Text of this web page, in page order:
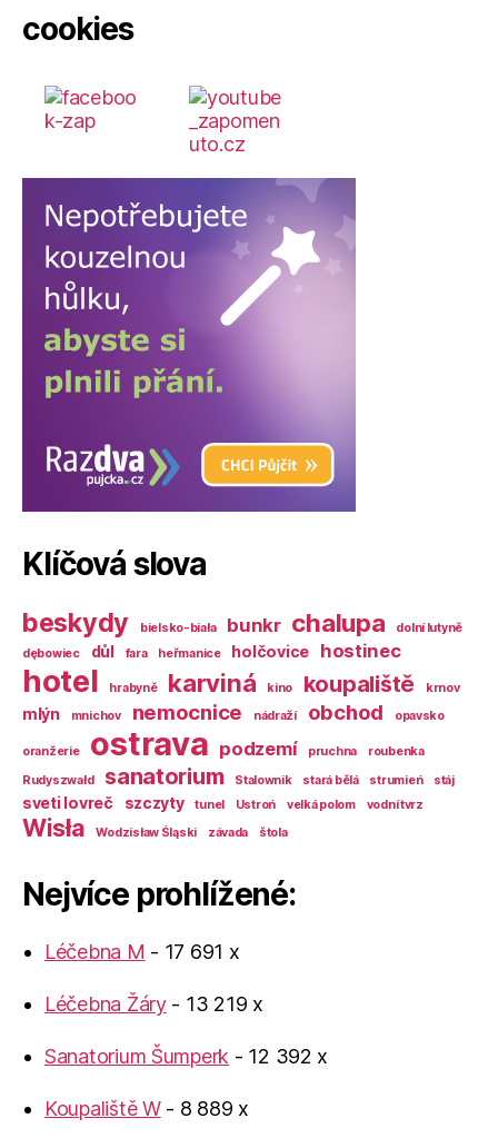
cookies
Klíčová slova
beskydy bielsko-biała bunkr chalupa
dolní lutyně
dębowiec
důl fara heřmanice holčovice hostinec
hotel hrabyně karviná kino koupaliště krnov
mlýn mnichov nemocnice nádraží obchod opavsko
oranžerie ostrava podzemí pruchna
roubenka
Rudyszwałd
sanatorium Stalownik stará bělá strumień stáj
sveti lovreč szczyty tunel Ustroń velká polom vodní tvrz
Wisła Wodzisław Śląski závada štola
Nejvíce prohlížené:
Léčebna M - 17 691 x
Léčebna Žáry- 13 219 x
Sanatorium Šumperk - 12 392 x
Koupaliště W- 8 889 x